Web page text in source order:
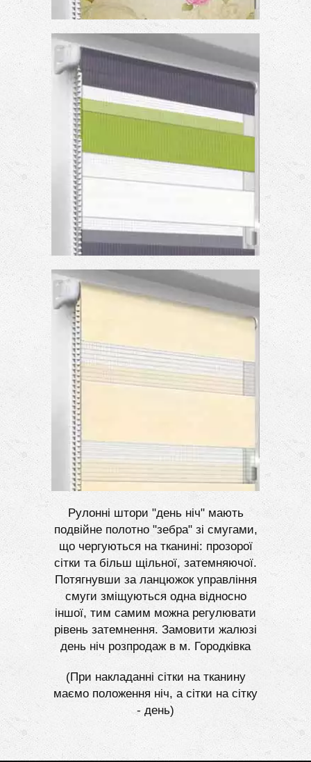
Рулонні штори "день ніч" мають
подвійне полотно "зебра" зі смугами,
що чергуються на тканині: прозорої
сітки та більш щільної, затемняючої.
Потягнувши за ланцюжок управління
смуги зміщуються одна відносно
іншої, тим самим можна регулювати
рівень затемнення. Замовити жалюзі
день ніч розпродаж в м. Городківка
(При накладанні сітки на тканину
маємо положення ніч, а сітки на сітку
- день)